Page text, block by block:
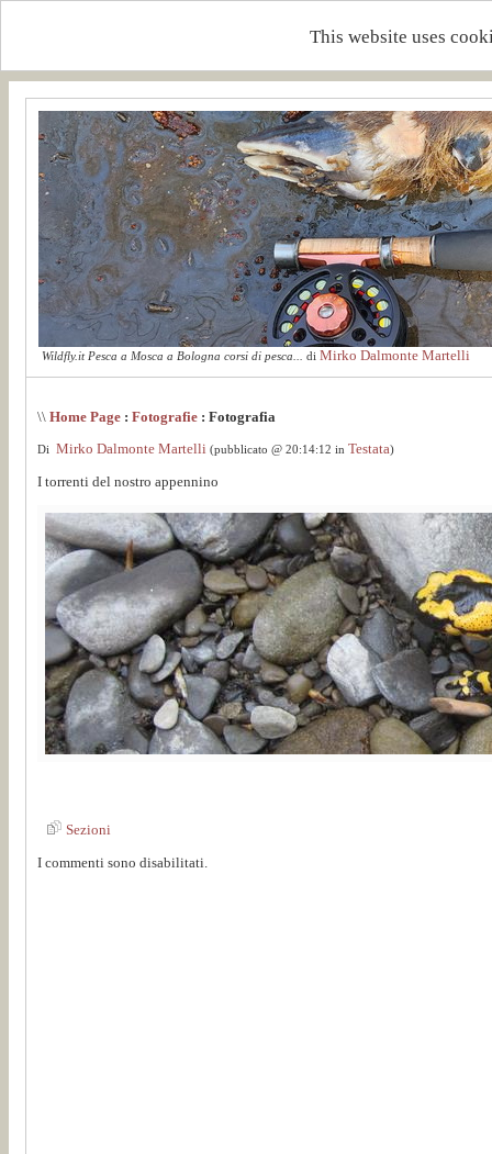
This website uses
Wildfly.it Pesca a Mosca a Bologna corsi di pesca... di Mirko Dalmonte Martelli
\\ Home Page : Fotografie : Fotografia
Di Mirko Dalmonte Martelli (pubblicato @ 20:14:12 in Testata)
I torrenti del nostro appennino
Sezioni
I commenti sono disabilitati.